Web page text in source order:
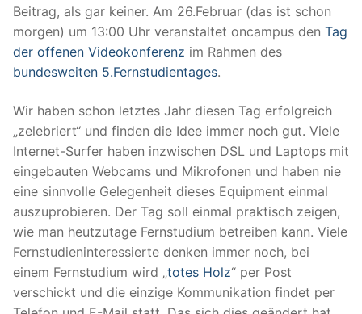
Beitrag, als gar keiner. Am 26.Februar (das ist schon
morgen) um 13:00 Uhr veranstaltet oncampus den Tag
der offenen Videokonferenz im Rahmen des
bundesweiten 5.Fernstudientages.
Wir haben schon letztes Jahr diesen Tag erfolgreich
„zelebriert“ und finden die Idee immer noch gut. Viele
Internet-Surfer haben inzwischen DSL und Laptops mit
eingebauten Webcams und Mikrofonen und haben nie
eine sinnvolle Gelegenheit dieses Equipment einmal
auszuprobieren. Der Tag soll einmal praktisch zeigen,
wie man heutzutage Fernstudium betreiben kann. Viele
Fernstudieninteressierte denken immer noch, bei
einem Fernstudium wird „totes Holz“ per Post
verschickt und die einzige Kommunikation findet per